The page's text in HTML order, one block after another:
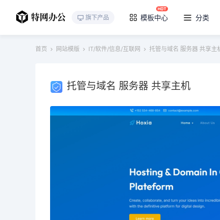
旗下产品 模板中心 分类
首页 网站模版 IT/软件/信息/互联网 托管与域名 服务器 共享主
托管与域名 服务器 共享主机